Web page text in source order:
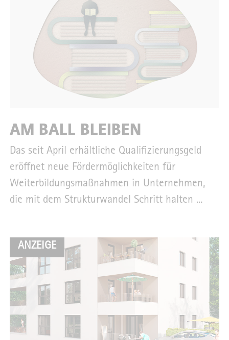
AM BALL BLEIBEN
Das seit April erhältliche Qualifizierungsgeld
eröffnet neue Fördermöglichkeiten für
Weiterbildungsmaßnahmen in Unternehmen,
die mit dem Strukturwandel Schritt halten ...
ANZEIGE